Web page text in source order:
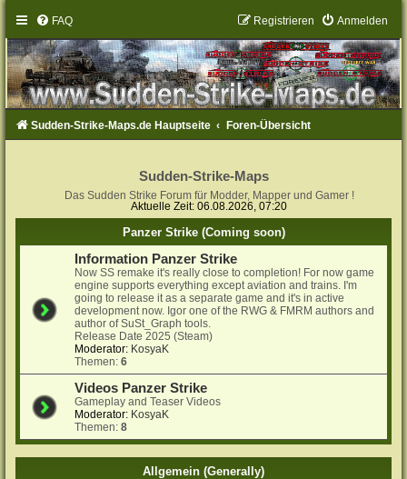
FAQ Anmelden
Registrieren
Sudden-Strike-Maps.de Hauptseite Foren-Übersicht
Sudden-Strike-Maps
Das Sudden Strike Forum für Modder, Mapper und Gamer !
Aktuelle Zeit: 06.08.2026, 07:20
Panzer Strike (Coming soon)
Information Panzer Strike
Now SS remake it's really close to completion! For now game
engine supports everything except aviation and trains. I'm
going to release it as a separate game and it's in active
development now. Igor one of the RWG & FMRM authors and
author of SuSt_Graph tools.
Release Date 2025 (Steam)
Moderator: KosyaK
Themen:6
Videos Panzer Strike
Gameplay and Teaser Videos
Moderator: KosyaK
Themen:8
Allgemein (Generally)